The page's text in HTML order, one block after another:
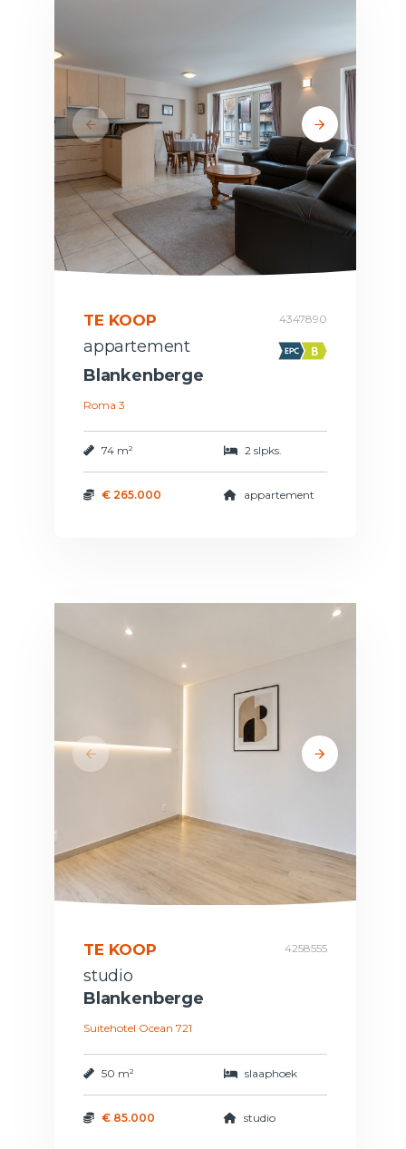
TE KOOP 4347890
appartement
Blankenberge
Roma 3
74 m² 2 slpks.
€ 265.000 appartement
TE KOOP 4258555
studio
Blankenberge
Suitehotel Ocean 721
50 m² slaaphoek
€ 85.000 studio